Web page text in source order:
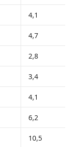
4,1
4,7
2,8
3,4
4,1
6,2
10,5